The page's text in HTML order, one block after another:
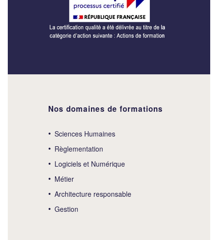
Nos domaines de formations
Sciences Humaines
Règlementation
Logiciels et Numérique
Métier
Architecture responsable
Gestion